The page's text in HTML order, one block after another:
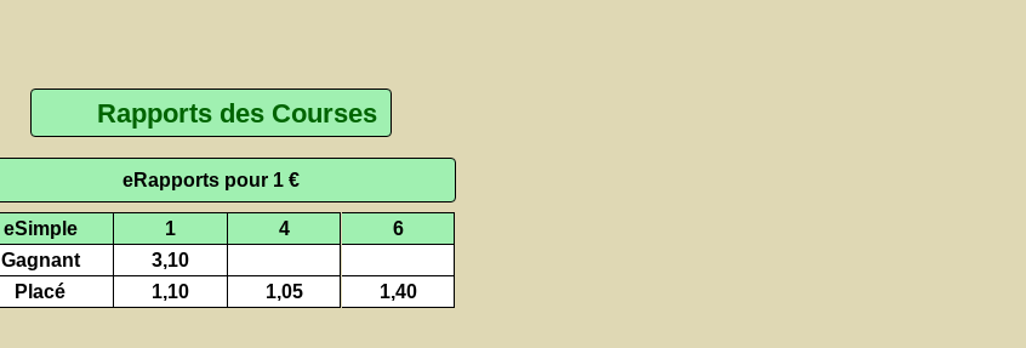
Rapports des Courses
eRapports pour 1 €
eSimple 1 4
6
Gagnant
3,10
Placé
1,10 1,05 1,40